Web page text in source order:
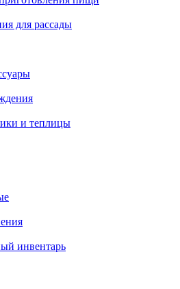
для рассады
и теплицы
инвентарь